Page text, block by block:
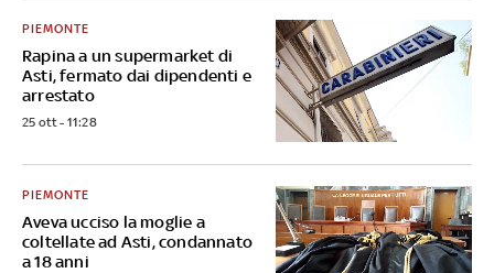
Rapina a un supermarket di
Asti, fermato dai dipendenti e
arrestato
PIEMONTE
25 ott - 11:28
Aveva ucciso la moglie a
coltellate ad Asti, condannato
a 18 anni
PIEMONTE